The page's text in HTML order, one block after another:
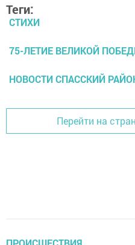
Теги:
СТИХИ
75-ЛЕТИЕ ВЕЛИКОЙ
НОВОСТИ СПАССКИЙ
Перейти на